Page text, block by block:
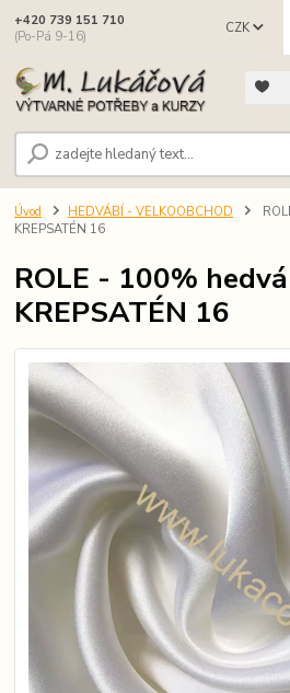
CZK
+420 739 151 710
(Po-Pá 9-16)
Úvod HEDVÁBÍ - VELKOOBCHOD
KREPSATÉN 16
ROLE - 100%
KREPSATÉN 16